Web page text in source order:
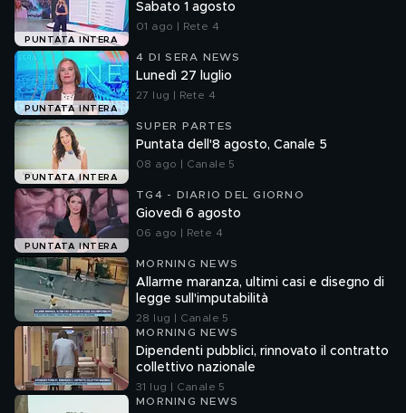
PUNTATA INTERA
Sabato 1 agosto
01 ago | Rete 4
PUNTATA INTERA
4 DI SERA NEWS
Lunedì 27 luglio
27 lug | Rete 4
PUNTATA INTERA
SUPER PARTES
Puntata dell'8 agosto, Canale 5
08 ago | Canale 5
PUNTATA INTERA
TG4 - DIARIO DEL GIORNO
Giovedì 6 agosto
06 ago | Rete 4
MORNING NEWS
Allarme maranza, ultimi casi e disegno di
legge sull'imputabilità
28 lug | Canale 5
MORNING NEWS
Dipendenti pubblici, rinnovato il contratto
collettivo nazionale
31 lug | Canale 5
MORNING NEWS